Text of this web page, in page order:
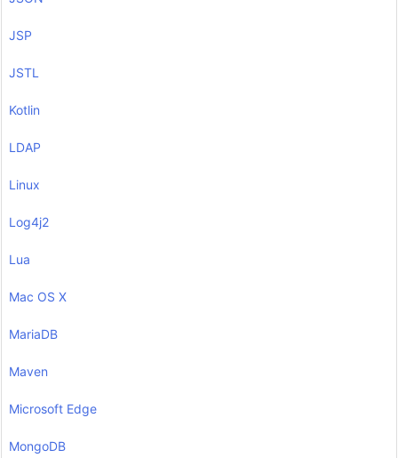
JSP
JSTL
Kotlin
LDAP
Linux
Log4j2
Lua
Mac OS X
MariaDB
Maven
Microsoft Edge
MongoDB